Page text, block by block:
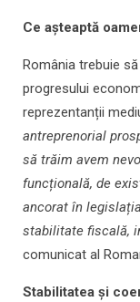
Ce așteaptă
România trebuie
progresului
reprezentanții
antreprenorial
să trăim avem
funcțională, de
ancorat în
stabilitate fiscală,
comunicat al
Stabilitatea și